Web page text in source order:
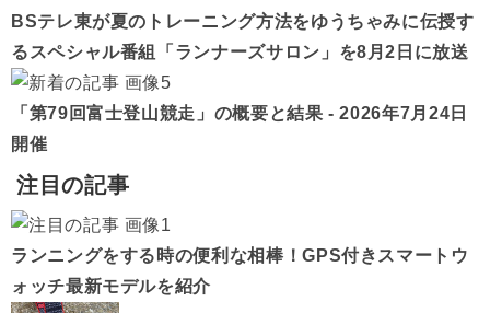
BSテレ東が夏のトレーニング方法をゆうちゃみに伝授す
るスペシャル番組「ランナーズサロン」を8月2日に放送
「第79回富士登山競走」の概要と結果 - 2026年7月24日
開催
注目の記事
ランニングをする時の便利な相棒！GPS付きスマートウ
ォッチ最新モデルを紹介